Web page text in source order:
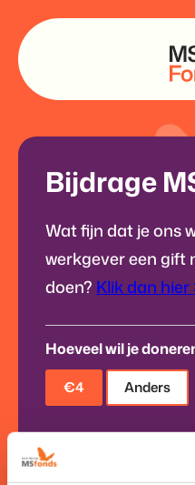
Bijdrage
Wat fijn dat je ons
werkgever een gift
doen? Klik dan hier
Hoeveel wil je
€4 Anders